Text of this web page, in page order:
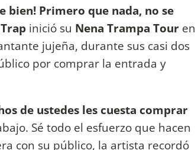
bien! Primero que nada, no se
inició su Nena Trampa Tour en
jujeña, durante sus casi dos
por comprar la entrada y
de ustedes les cuesta comprar
Sé todo el esfuerzo que hacen
con su público, la artista recordó